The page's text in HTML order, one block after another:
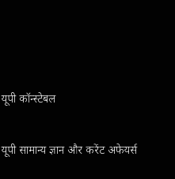
यूपी कॉन्स्टेबल
यूपी सामान्य ज्ञान और करेंट अफेयर्स